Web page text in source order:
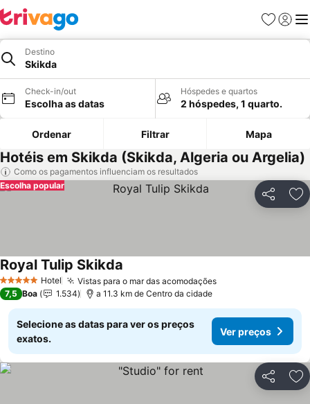
Favoritos
Iniciar
Destino
Skikda
Check-in/out
Escolha as datas
Hóspedes e quartos
2 hóspedes, 1 quarto.
Ordenar Filtrar Mapa
Hotéis em Skikda (Skikda, Algeria ou Argelia)
Como os pagamentos influenciam os resultados
Partilhar
Escolha popular
5 Estrelas Hotel Vistas para o mar das acomodações
Royal Tulip Skikda
7,5 Boa 1.534 a 11.3 km de Centro da cidade
Selecione as datas para ver os preços
exatos.
Ver preços
Partilhar